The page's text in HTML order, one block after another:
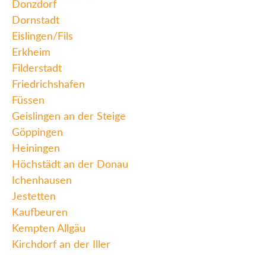
Donzdorf
Dornstadt
Eislingen/Fils
Erkheim
Filderstadt
Friedrichshafen
Füssen
Geislingen an der Steige
Göppingen
Heiningen
Höchstädt an der Donau
Ichenhausen
Jestetten
Kaufbeuren
Kempten Allgäu
Kirchdorf an der Iller